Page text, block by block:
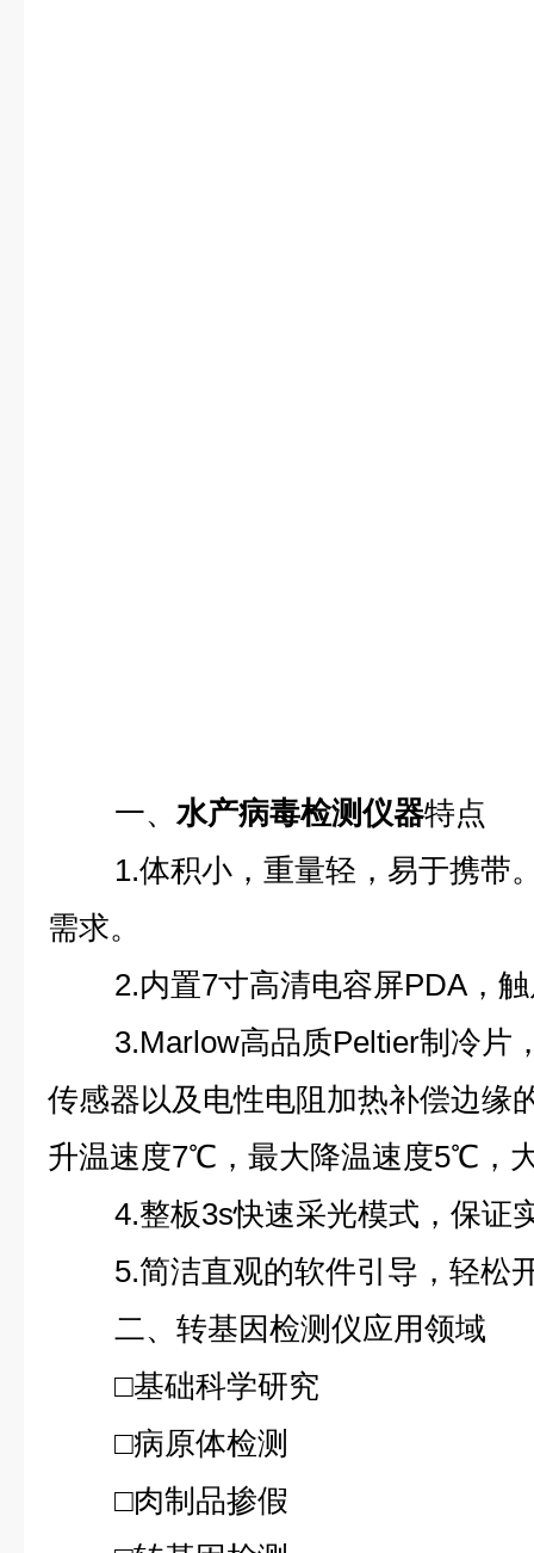
一、水产病毒检测仪器特点
1.体积小，重量轻，易于携带
需求。
2.内置7寸高清电容屏PDA，
3.Marlow高品质Peltier制冷片
传感器以及电性电阻加热补偿边缘
升温速度7℃，最大降温速度5℃，
4.整板3s快速采光模式，保证
5.简洁直观的软件引导，轻松
二、转基因检测仪应用领域
□基础科学研究
□病原体检测
□肉制品掺假